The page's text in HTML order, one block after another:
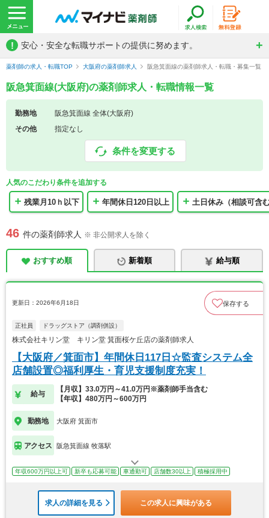
! 安心・安全な転職サポートの提供に努めます。
薬剤師の求人・転職TOP 大阪府の薬剤師求人 阪急箕面線の薬剤師求人・転職・募集一覧
阪急箕面線(大阪府)の薬剤師求人・転職情報一覧
勤務地
阪急箕面線 全体(大阪府)
その他
指定なし
条件を変更する
人気のこだわり条件を追加する
残業月10ｈ以下 年間休日120日以上 土日休み（相談可含
46 件の薬剤師求人 ※ 非公開求人を除く
おすすめ順 新着順 給与順
更新日：2026年6月18日 保存する
正社員 ドラッグストア（調剤併設）
株式会社キリン堂 キリン堂 箕面桜ケ丘店の薬剤師求人
【大阪府／箕面市】年間休日117日☆監査システム全
店舗設置◎福利厚生・育児支援制度充実！
給与
【月収】33.0万円～41.0万円※薬剤師手当含む
【年収】480万円～600万円
勤務地 大阪府 箕面市
アクセス 阪急箕面線 牧落駅
年収600万円以上可 新卒も応募可能 車通勤可 店舗数30以上 積極採用中
求人の詳細を見る この求人に興味がある